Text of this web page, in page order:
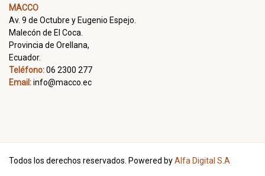
MACCO
Av. 9 de Octubre y Eugenio Espejo.
Malecón de El Coca.
Provincia de Orellana,
Ecuador.
Teléfono:06 2300 277
Email:info@macco.ec
Todos los derechos reservados. Powered byAlfa Digital S.A